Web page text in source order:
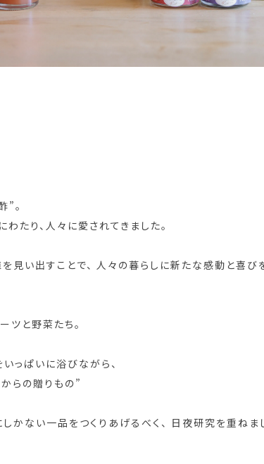
”。
たり、人々に愛されてきました。
見い出すことで、 人々の暮らしに新たな感動と喜び
ツと野菜たち。
っぱいに浴びながら、
らの贈りもの”
かない一品をつくりあげるべく、 日夜研究を重ねま